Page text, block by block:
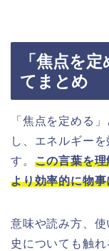
「焦点を
てまとめ
「焦点を定める
し、エネルギー
す。 この言葉を
より効率的に物
意味や読み方、
史についても触